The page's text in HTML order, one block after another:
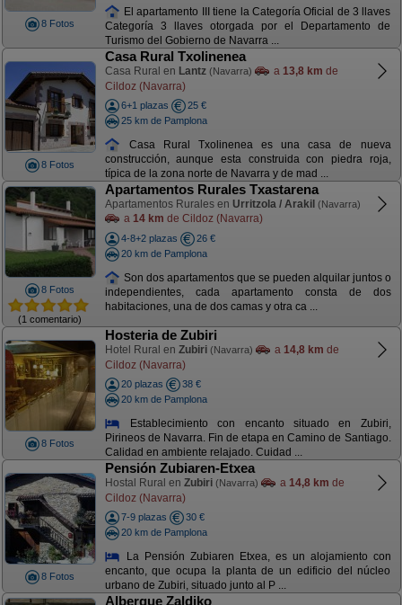
8 Fotos
El apartamento III tiene la Categoría Oficial de 3 llaves
Categoría 3 llaves otorgada por el Departamento de
Turismo del Gobierno de Navarra ...
8 Fotos
Casa Rural Txolinenea
Casa Rural en Lantz (Navarra) a 13,8 km de
Cildoz (Navarra)
6+1 plazas
25 €
25 km de Pamplona
Casa Rural Txolinenea es una casa de nueva
construcción, aunque esta construida con piedra roja,
típica de la zona norte de Navarra y de mad ...
8 Fotos
(1 comentario)
Apartamentos Rurales Txastarena
Apartamentos Rurales en Urritzola / Arakil (Navarra)
a 14 km de Cildoz (Navarra)
4-8+2 plazas
26 €
20 km de Pamplona
Son dos apartamentos que se pueden alquilar juntos o
independientes, cada apartamento consta de dos
habitaciones, una de dos camas y otra ca ...
8 Fotos
Hosteria de Zubiri
Hotel Rural en Zubiri (Navarra) a 14,8 km de
Cildoz (Navarra)
20 plazas
38 €
20 km de Pamplona
Establecimiento con encanto situado en Zubiri,
Pirineos de Navarra. Fin de etapa en Camino de Santiago.
Calidad en ambiente relajado. Cuidad ...
8 Fotos
Pensión Zubiaren-Etxea
Hostal Rural en Zubiri (Navarra) a 14,8 km de
Cildoz (Navarra)
7-9 plazas
30 €
20 km de Pamplona
La Pensión Zubiaren Etxea, es un alojamiento con
encanto, que ocupa la planta de un edificio del núcleo
urbano de Zubiri, situado junto al P ...
Albergue Zaldiko